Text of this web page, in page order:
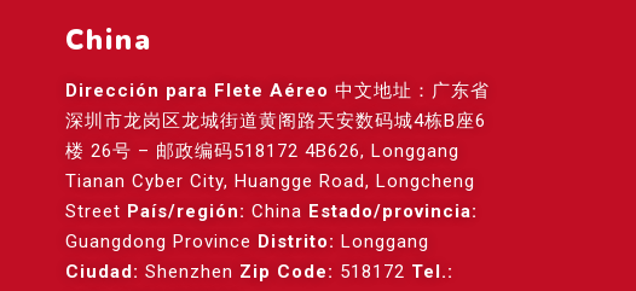
China
Dirección para Flete Aéreo 中文地址：广东省
深圳市龙岗区龙城街道黄阁路天安数码城4栋B座6
楼 26号 – 邮政编码518172 4B626, Longgang
Tianan Cyber City, Huangge Road, Longcheng
Street País/región: China Estado/provincia:
Guangdong Province Distrito: Longgang
Ciudad: Shenzhen Zip Code: 518172 Tel.: